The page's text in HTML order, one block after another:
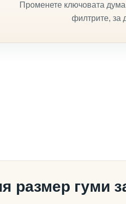
Променете ключовата
филтрите, за
размер гуми